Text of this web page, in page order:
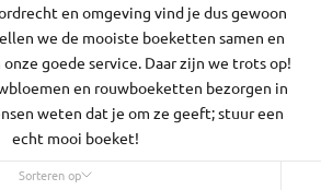
en omgeving vind je dus gewoon
we de mooiste boeketten samen en
goede service. Daar zijn we trots op!
en rouwboeketten bezorgen in
weten dat je om ze geeft; stuur een
echt mooi boeket!
Sorteren op